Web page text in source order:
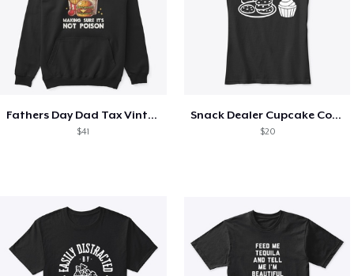
Fathers Day Dad Tax Vintage Papa T-Shirt
$41
Snack Dealer Cupcake Cookie and Milk
$20